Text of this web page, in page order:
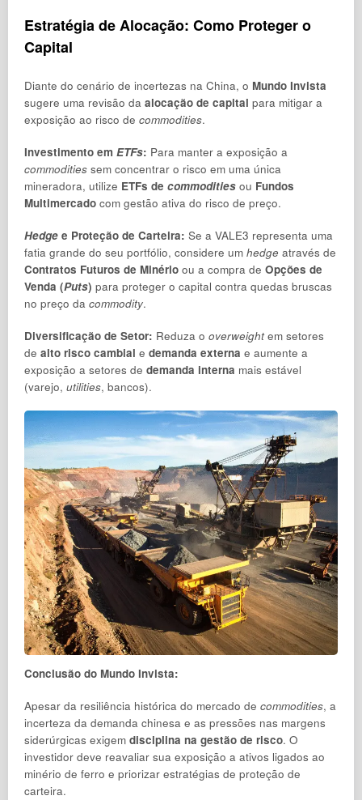
Estratégia de Alocação: Como Proteger o
Capital
Diante do cenário de incertezas na China, o Mundo Invista
sugere uma revisão da alocação de capital para mitigar a
exposição ao risco de commodities.
Investimento em ETFs: Para manter a exposição a
commodities sem concentrar o risco em uma única
mineradora, utilize ETFs de commodities ou Fundos
Multimercado com gestão ativa do risco de preço.
Hedge e Proteção de Carteira: Se a VALE3 representa uma
fatia grande do seu portfólio, considere um hedge através de
Contratos Futuros de Minério ou a compra de Opções de
Venda (Puts) para proteger o capital contra quedas bruscas
no preço da commodity.
Diversificação de Setor: Reduza o overweightem setores
de alto risco cambial e demanda externa e aumente a
exposição a setores de demanda interna mais estável
(varejo, utilities, bancos).
Conclusão do Mundo Invista:
Apesar da resiliência histórica do mercado de commodities, a
incerteza da demanda chinesa e as pressões nas margens
siderúrgicas exigem disciplina na gestão de risco. O
investidor deve reavaliar sua exposição a ativos ligados ao
minério de ferro e priorizar estratégias de proteção de
carteira.